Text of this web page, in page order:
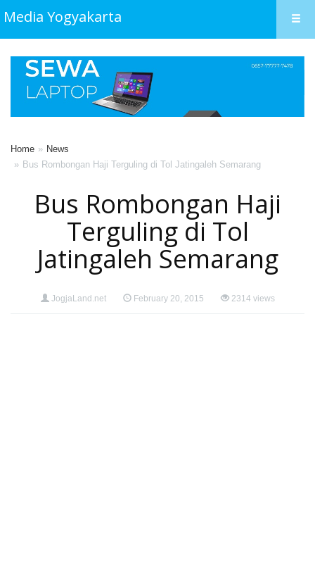
Media Yogyakarta
Home
News
Bus Rombongan Haji Terguling di Tol Jatingaleh Semarang
Bus Rombongan Haji
Terguling di Tol
Jatingaleh Semarang
JogjaLand.net February 20, 2015 2314 views